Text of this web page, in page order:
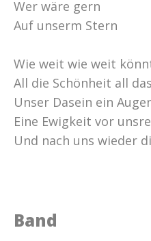
Wer wäre gern
Auf unserm Stern
Wie weit wie weit
All die Schönheit all
Unser Dasein ein
Eine Ewigkeit vor
Und nach uns wieder
Band